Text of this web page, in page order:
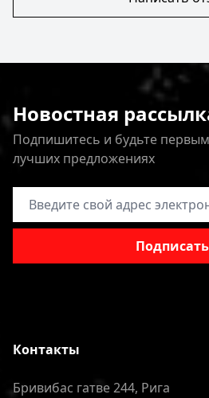
Новостная
Подпишитесь и будьте
лучших предложениях
Адрес электронной почты
Контакты
Бривибас гатве 244, Рига